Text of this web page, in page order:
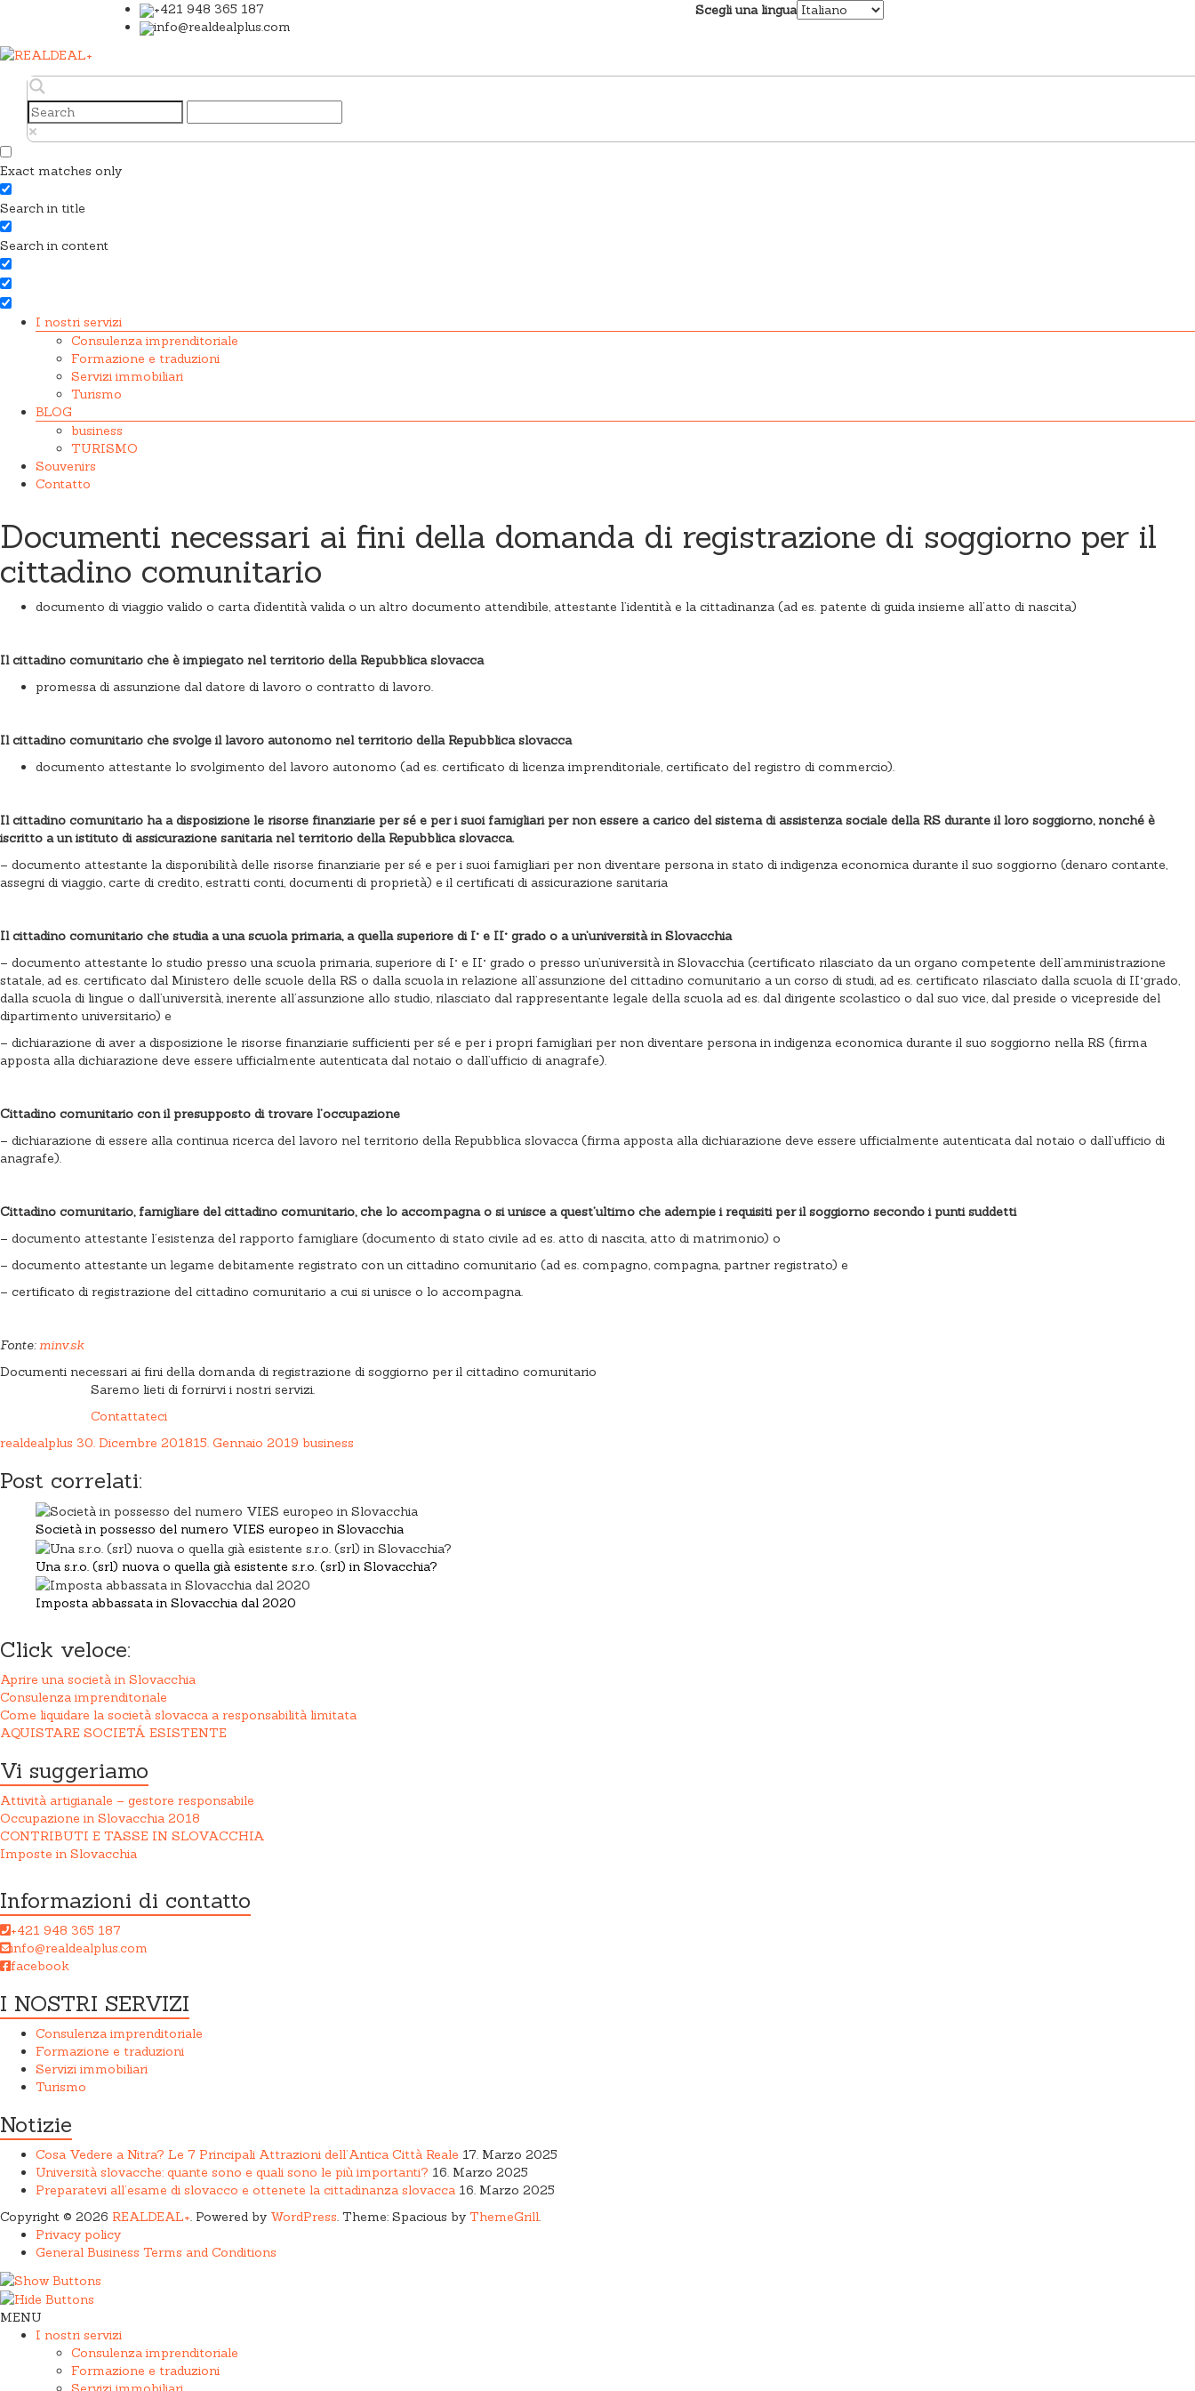
+421 948 365 187
info@realdealplus.com
Scegli una lingua
Exact matches only
Search in title
Search in content
I nostri servizi
Consulenza imprenditoriale
Formazione e traduzioni
Servizi immobiliari
Turismo
BLOG
business
TURISMO
Souvenirs
Contatto
Documenti necessari ai fini della domanda di registrazione di soggiorno per il
cittadino comunitario
documento di viaggio valido o carta d’identità valida o un altro documento attendibile, attestante l’identità e la cittadinanza (ad es. patente di guida insieme all’atto di nascita)
Il cittadino comunitario che è impiegato nel territorio della Repubblica slovacca
promessa di assunzione dal datore di lavoro o contratto di lavoro.
Il cittadino comunitario che svolge il lavoro autonomo nel territorio della Repubblica slovacca
documento attestante lo svolgimento del lavoro autonomo (ad es. certificato di licenza imprenditoriale, certificato del registro di commercio).
Il cittadino comunitario ha a disposizione le risorse finanziarie per sé e per i suoi famigliari per non essere a carico del sistema di assistenza sociale della RS durante il loro soggiorno, nonché è
iscritto a un istituto di assicurazione sanitaria nel territorio della Repubblica slovacca.
– documento attestante la disponibilità delle risorse finanziarie per sé e per i suoi famigliari per non diventare persona in stato di indigenza economica durante il suo soggiorno (denaro contante,
assegni di viaggio, carte di credito, estratti conti, documenti di proprietà) e il certificati di assicurazione sanitaria
Il cittadino comunitario che studia a una scuola primaria, a quella superiore di I° e II° grado o a un’università in Slovacchia
– documento attestante lo studio presso una scuola primaria, superiore di I° e II° grado o presso un’università in Slovacchia (certificato rilasciato da un organo competente dell’amministrazione
statale, ad es. certificato dal Ministero delle scuole della RS o dalla scuola in relazione all’assunzione del cittadino comunitario a un corso di studi, ad es. certificato rilasciato dalla scuola di II°grado,
dalla scuola di lingue o dall’università, inerente all’assunzione allo studio, rilasciato dal rappresentante legale della scuola ad es. dal dirigente scolastico o dal suo vice, dal preside o vicepreside del
dipartimento universitario) e
– dichiarazione di aver a disposizione le risorse finanziarie sufficienti per sé e per i propri famigliari per non diventare persona in indigenza economica durante il suo soggiorno nella RS (firma
apposta alla dichiarazione deve essere ufficialmente autenticata dal notaio o dall’ufficio di anagrafe).
Cittadino comunitario con il presupposto di trovare l’occupazione
– dichiarazione di essere alla continua ricerca del lavoro nel territorio della Repubblica slovacca (firma apposta alla dichiarazione deve essere ufficialmente autenticata dal notaio o dall’ufficio di
anagrafe).
Cittadino comunitario, famigliare del cittadino comunitario, che lo accompagna o si unisce a quest’ultimo che adempie i requisiti per il soggiorno secondo i punti suddetti
– documento attestante l’esistenza del rapporto famigliare (documento di stato civile ad es. atto di nascita, atto di matrimonio) o
– documento attestante un legame debitamente registrato con un cittadino comunitario (ad es. compagno, compagna, partner registrato) e
– certificato di registrazione del cittadino comunitario a cui si unisce o lo accompagna.
Fonte: minv.sk
Documenti necessari ai fini della domanda di registrazione di soggiorno per il cittadino comunitario
Saremo lieti di fornirvi i nostri servizi.
Contattateci
realdealplus 30. Dicembre 201815. Gennaio 2019 business
Post correlati:
Società in possesso del numero VIES europeo in Slovacchia
Una s.r.o. (srl) nuova o quella già esistente s.r.o. (srl) in Slovacchia?
Imposta abbassata in Slovacchia dal 2020
Click veloce:
Aprire una società in Slovacchia
Consulenza imprenditoriale
Come liquidare la società slovacca a responsabilità limitata
AQUISTARE SOCIETÁ ESISTENTE
Vi suggeriamo
Attività artigianale – gestore responsabile
Occupazione in Slovacchia 2018
CONTRIBUTI E TASSE IN SLOVACCHIA
Imposte in Slovacchia
Informazioni di contatto
+421 948 365 187
info@realdealplus.com
facebook
I NOSTRI SERVIZI
Consulenza imprenditoriale
Formazione e traduzioni
Servizi immobiliari
Turismo
Notizie
Cosa Vedere a Nitra? Le 7 Principali Attrazioni dell’Antica Città Reale 17. Marzo 2025
Università slovacche: quante sono e quali sono le più importanti? 16. Marzo 2025
Preparatevi all’esame di slovacco e ottenete la cittadinanza slovacca 16. Marzo 2025
Copyright © 2026 REALDEAL+. Powered by WordPress. Theme: Spacious by ThemeGrill.
Privacy policy
General Business Terms and Conditions
MENU
I nostri servizi
Consulenza imprenditoriale
Formazione e traduzioni